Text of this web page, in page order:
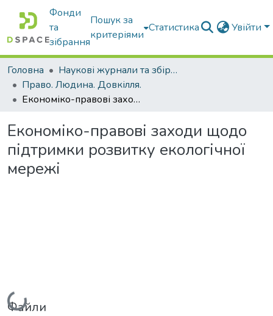
Фонди
та
зібрання
Пошук за
критеріями
Статистика Увійти
Головна
Наукові журнали та збірники видань
Право. Людина. Довкілля.
Економіко-правові заходи щодо підтримки розвитку екологічної мережі
Економіко-правові заходи щодо
підтримки розвитку екологічної
мережі
Вантажиться...
Файли